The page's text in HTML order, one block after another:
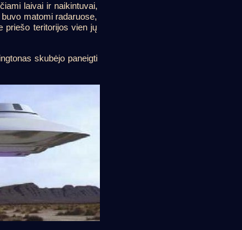
laivai ir naikintuvai,
matomi radaruose,
priešo teritorijos vien jų
skubėjo paneigti